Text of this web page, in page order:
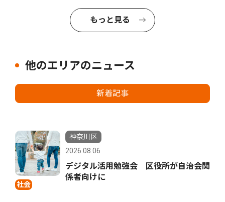
もっと見る
他のエリアのニュース
新着記事
社会
神奈川区
2026.08.06
デジタル活用勉強会 区役所が自治会関
係者向けに